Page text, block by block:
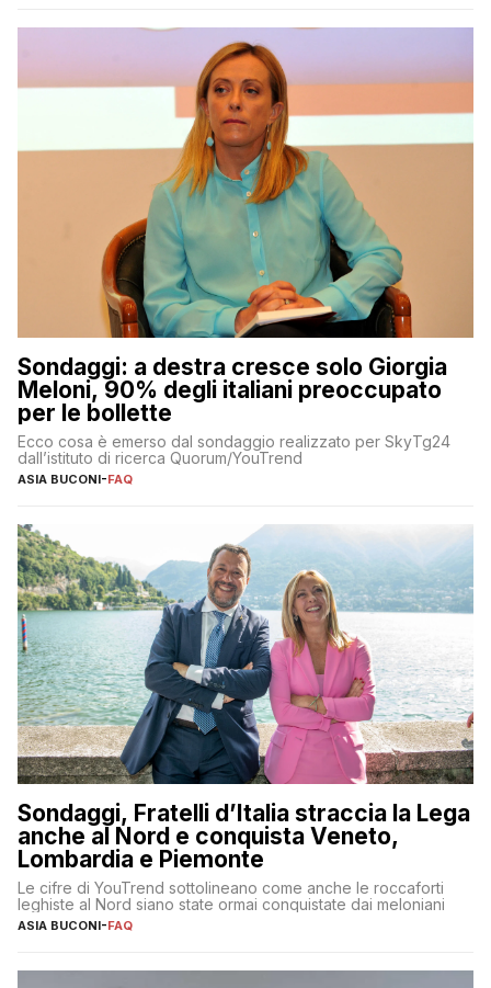
Sondaggi: a destra cresce solo Giorgia
Meloni, 90% degli italiani preoccupato
per le bollette
Ecco cosa è emerso dal sondaggio realizzato per SkyTg24
dall’istituto di ricerca Quorum/YouTrend
ASIA BUCONI-FAQ
Sondaggi, Fratelli d’Italia straccia la Lega
anche al Nord e conquista Veneto,
Lombardia e Piemonte
Le cifre di YouTrend sottolineano come anche le roccaforti
leghiste al Nord siano state ormai conquistate dai meloniani
ASIA BUCONI-FAQ